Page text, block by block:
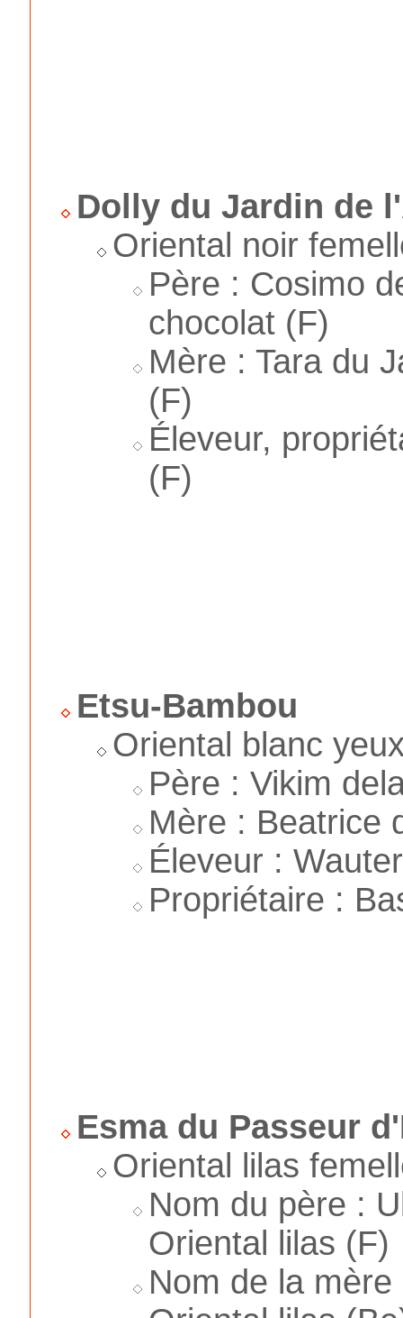
Dolly du Jardin de
Oriental noir
Père : Cosimo
chocolat (F)
Mère : Tara du
(F)
Éleveur,
(F)
Etsu-Bambou
Oriental blanc
Père : Vikim
Mère : Beatrice
Éleveur :
Propriétaire :
Esma du Passeur
Oriental lilas
Nom du père :
Oriental lilas (F)
Nom de la